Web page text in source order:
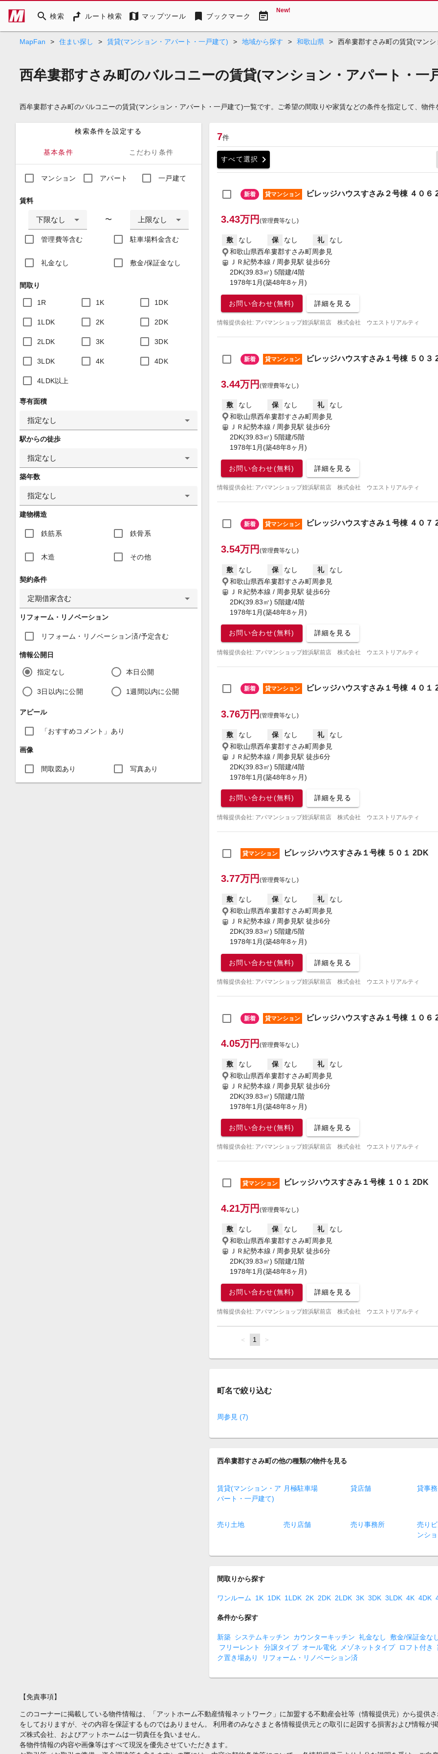
search 検索 ルート検索 map マップツール bookmark ブックマーク event_note New!
MapFan > 住まい探し > 賃貸(マンション・アパート・一戸建て) > 地域から探す > 和歌山県 > 西牟婁郡すさみ町の賃貸(マン
西牟婁郡すさみ町のバルコニーの賃貸(マンション・アパート・一
西牟婁郡すさみ町のバルコニーの賃貸(マンション・アパート・一戸建て)一覧です。ご希望の間取りや家賃などの条件を指定して、物
検索条件を設定する
基本条件 こだわり条件
マンション アパート 一戸建て
賃料
下限なし 〜 上限なし
管理費等含む 駐車場料金含む
礼金なし 敷金/保証金なし
間取り
1R 1K 1DK
1LDK 2K 2DK
2LDK 3K 3DK
3LDK 4K 4DK
4LDK以上
専有面積
指定なし
駅からの徒歩
指定なし
築年数
指定なし
建物構造
鉄筋系 鉄骨系
木造 その他
契約条件
定期借家含む
リフォーム・リノベーション
リフォーム・リノベーション済/予定含む
情報公開日
指定なし 本日公開
3日以内に公開 1週間以内に公開
アピール
「おすすめコメント」あり
画像
間取図あり 写真あり
7件
すべて選択 chevron_right
新着 貸マンション ビレッジハウスすさみ２号棟 ４０６
3.43万円 (管理費等なし)
敷 なし 保 なし 礼
なし
和歌山県西牟婁郡すさみ町周参見
ＪＲ紀勢本線 / 周参見駅 徒歩6分
2DK(39.83㎡) 5階建/4階
1978年1月(築48年8ヶ月)
お問い合わせ(無料) 詳細を見る
情報提供会社: アパマンショップ姪浜駅前店 株式会社 ウエストリアルティ
新着 貸マンション ビレッジハウスすさみ１号棟 ５０３
3.44万円 (管理費等なし)
敷 なし 保 なし 礼
なし
和歌山県西牟婁郡すさみ町周参見
ＪＲ紀勢本線 / 周参見駅 徒歩6分
2DK(39.83㎡) 5階建/5階
1978年1月(築48年8ヶ月)
お問い合わせ(無料) 詳細を見る
情報提供会社: アパマンショップ姪浜駅前店 株式会社 ウエストリアルティ
新着 貸マンション ビレッジハウスすさみ１号棟 ４０７
3.54万円 (管理費等なし)
敷 なし 保 なし 礼
なし
和歌山県西牟婁郡すさみ町周参見
ＪＲ紀勢本線 / 周参見駅 徒歩6分
2DK(39.83㎡) 5階建/4階
1978年1月(築48年8ヶ月)
お問い合わせ(無料) 詳細を見る
情報提供会社: アパマンショップ姪浜駅前店 株式会社 ウエストリアルティ
新着 貸マンション ビレッジハウスすさみ１号棟 ４０１
3.76万円 (管理費等なし)
敷 なし 保 なし 礼
なし
和歌山県西牟婁郡すさみ町周参見
ＪＲ紀勢本線 / 周参見駅 徒歩6分
2DK(39.83㎡) 5階建/4階
1978年1月(築48年8ヶ月)
お問い合わせ(無料) 詳細を見る
情報提供会社: アパマンショップ姪浜駅前店 株式会社 ウエストリアルティ
貸マンション ビレッジハウスすさみ１号棟 ５０１ 2DK
3.77万円 (管理費等なし)
敷 なし 保 なし 礼
なし
和歌山県西牟婁郡すさみ町周参見
ＪＲ紀勢本線 / 周参見駅 徒歩6分
2DK(39.83㎡) 5階建/5階
1978年1月(築48年8ヶ月)
お問い合わせ(無料) 詳細を見る
情報提供会社: アパマンショップ姪浜駅前店 株式会社 ウエストリアルティ
新着 貸マンション ビレッジハウスすさみ１号棟 １０６
4.05万円 (管理費等なし)
敷 なし 保 なし 礼
なし
和歌山県西牟婁郡すさみ町周参見
ＪＲ紀勢本線 / 周参見駅 徒歩6分
2DK(39.83㎡) 5階建/1階
1978年1月(築48年8ヶ月)
お問い合わせ(無料) 詳細を見る
情報提供会社: アパマンショップ姪浜駅前店 株式会社 ウエストリアルティ
貸マンション ビレッジハウスすさみ１号棟 １０１ 2DK
4.21万円 (管理費等なし)
敷 なし 保 なし 礼
なし
和歌山県西牟婁郡すさみ町周参見
ＪＲ紀勢本線 / 周参見駅 徒歩6分
2DK(39.83㎡) 5階建/1階
1978年1月(築48年8ヶ月)
お問い合わせ(無料) 詳細を見る
情報提供会社: アパマンショップ姪浜駅前店 株式会社 ウエストリアルティ
page
You're
page
1 page
町名で絞り込む
周参見 (7)
西牟婁郡すさみ町の他の種類の物件を見る
賃貸(マンション・ア
パート・一戸建て)
月極駐車場 貸店舗 貸事
売り土地 売り店舗 売り事務所
売り
ンシ
間取りから探す
ワンルーム 1K 1DK 1LDK 2K 2DK 2LDK 3K 3DK 3LDK 4K 4DK
条件から探す
新築 システムキッチン カウンターキッチン 礼金なし
敷金/保証金な
フリーレント
分譲タイプ オール電化 メゾネットタイプ ロフト付き
ク置き場あり
リフォーム・リノベーション済
【免責事項】
このコーナーに掲載している物件情報は、「アットホーム不動産情報ネットワーク」に加盟する不動産会社等（情報提供元）から提供
をしておりますが、その内容を保証するものではありません。 利用者のみなさまと各情報提供元との取引に起因する損害および情報
ズ株式会社、およびアットホームは一切責任を負いません。
各物件情報の内容や画像等はすべて現況を優先させていただきます。